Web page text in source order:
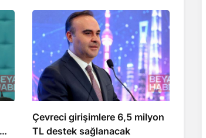
Çevreci girişimlere 6,5 milyon
TL destek sağlanacak